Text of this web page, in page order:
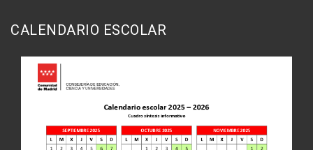
CALENDARIO ESCOLAR